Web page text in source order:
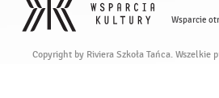
Wsparcie
Copyright by Riviera Szkoła Tańca. Wszelkie